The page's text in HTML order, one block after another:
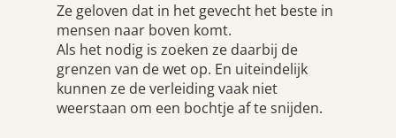
Ze geloven dat in het gevecht het beste in
mensen naar boven komt.
Als het nodig is zoeken ze daarbij de
grenzen van de wet op. En uiteindelijk
kunnen ze de verleiding vaak niet
weerstaan om een bochtje af te snijden.